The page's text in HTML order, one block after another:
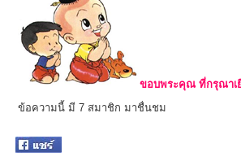
ขอบพระคุณ ที่กรุณาเ
ข้อความนี้ มี 7 สมาชิก มาชื่นชม